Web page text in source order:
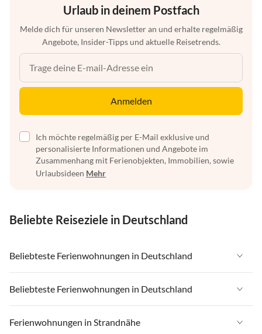
Urlaub in deinem Postfach
Melde dich für unseren Newsletter an und erhalte regelmäßig
Angebote, Insider-Tipps und aktuelle Reisetrends.
Anmelden
Ich möchte regelmäßig per E-Mail exklusive und
personalisierte Informationen und Angebote im
Zusammenhang mit Ferienobjekten, Immobilien, sowie
Urlaubsideen Mehr
Beliebte Reiseziele in Deutschland
Beliebteste Ferienwohnungen in Deutschland
Ferienwohnungen in Deutschland
Ferienwohnungen in Ostsee
Ferienwohnungen in Nordsee
Beliebteste Ferienwohnungen in Deutschland
Ferienwohnungen in Deutschland
Ferienwohnungen in Strandnähe